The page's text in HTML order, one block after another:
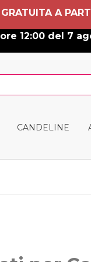
A
12:00 del 7
CANDELINE